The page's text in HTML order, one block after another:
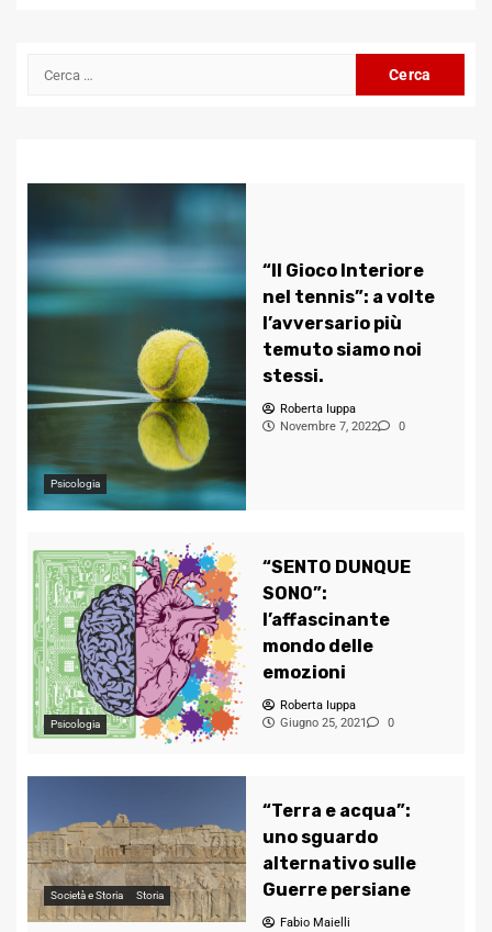
Ricerca
Psicologia
“Il Gioco Interiore
nel tennis”: a volte
l’avversario più
temuto siamo noi
stessi.
Roberta Iuppa
Novembre 7, 2022
0
Psicologia
“SENTO DUNQUE
SONO”:
l’affascinante
mondo delle
emozioni
Roberta Iuppa
Giugno 25, 2021
0
Società e Storia Storia
“Terra e acqua”:
uno sguardo
alternativo sulle
Guerre persiane
Fabio Maielli